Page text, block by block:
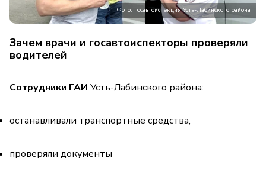
Фото: Госавтоиспекция Усть-Лабинского района
Зачем врачи и госавтоиспекторы проверяли
водителей
Сотрудники ГАИ Усть-Лабинского района:
останавливали транспортные средства,
проверяли документы